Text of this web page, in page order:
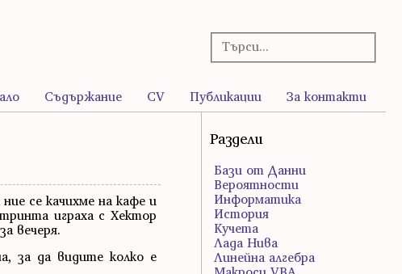
Съдържание CV Публикации За контакти
се качихме на кафе и
играха с Хектор
вечеря.
за да видите колко е
Раздели
Бази от Данни
Вероятности
Информатика
История
Кучета
Лада Нива
Линейна алгебра